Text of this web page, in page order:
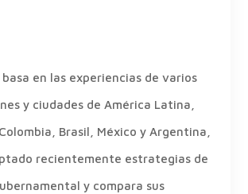
basa en las experiencias de varios
y ciudades de América Latina,
Brasil, México y Argentina,
recientemente estrategias de
y compara sus